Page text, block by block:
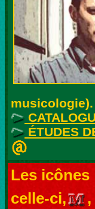
ÉTUDES
Les icônes
celle-ci,